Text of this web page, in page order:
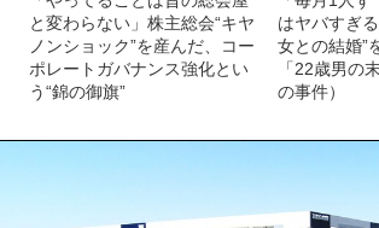
と変わらない」株主総会“キヤ
ノンショック”を産んだ、コー
ポレートガバナンス強化とい
う“錦の御旗”
はヤバすぎ
女との結婚”
「22歳男の
の事件）